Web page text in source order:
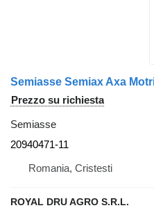
Prezzo su richiesta
Semiasse
20940471-11
Romania, Cristesti
ROYAL DRU AGRO S.R.L.